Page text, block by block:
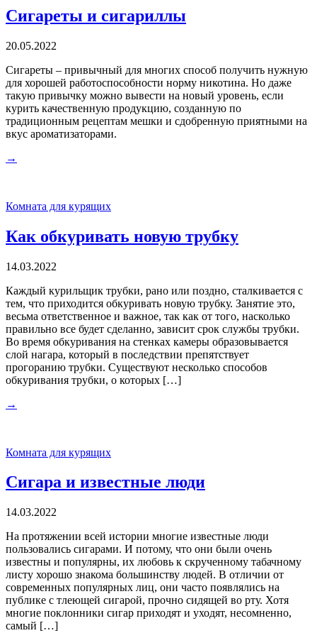
Сигареты и сигариллы
20.05.2022
Сигареты – привычный для многих способ получить нужную
для хорошей работоспособности норму никотина. Но даже
такую привычку можно вывести на новый уровень, если
курить качественную продукцию, созданную по
традиционным рецептам мешки и сдобренную приятными на
вкус ароматизаторами.
→
Комната для курящих
Как обкуривать новую трубку
14.03.2022
Каждый курильщик трубки, рано или поздно, сталкивается с
тем, что приходится обкуривать новую трубку. Занятие это,
весьма ответственное и важное, так как от того, насколько
правильно все будет сделанно, зависит срок службы трубки.
Во время обкуривания на стенках камеры образовывается
слой нагара, который в последствии препятствует
прогоранию трубки. Существуют несколько способов
обкуривания трубки, о которых […]
→
Комната для курящих
Сигара и известные люди
14.03.2022
На протяжении всей истории многие известные люди
пользовались сигарами. И потому, что они были очень
известны и популярны, их любовь к скрученному табачному
листу хорошо знакома большинству людей. В отличии от
современных популярных лиц, они часто появлялись на
публике с тлеющей сигарой, прочно сидящей во рту. Хотя
многие поклонники сигар приходят и уходят, несомненно,
самый […]